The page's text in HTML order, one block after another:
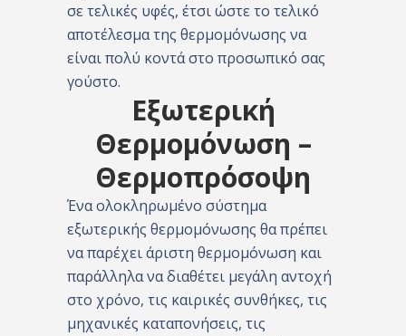
σε τελικές υφές, έτσι ώστε το τελικό
αποτέλεσμα της θερμομόνωσης να
είναι πολύ κοντά στο προσωπικό σας
γούστο.
Εξωτερική
Θερμομόνωση –
Θερμοπρόσοψη
Ένα ολοκληρωμένο σύστημα
εξωτερικής θερμομόνωσης θα πρέπει
να παρέχει άριστη θερμομόνωση και
παράλληλα να διαθέτει μεγάλη αντοχή
στο χρόνο, τις καιρικές συνθήκες, τις
μηχανικές καταπονήσεις, τις